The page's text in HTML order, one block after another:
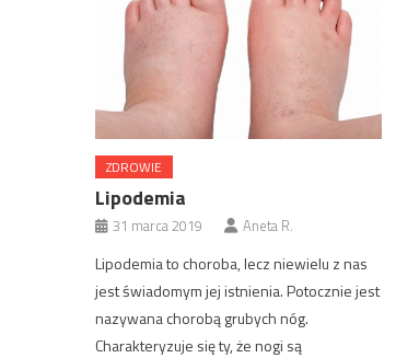
ZDROWIE
Lipodemia
31 marca 2019 Aneta R.
Lipodemia to choroba, lecz niewielu z nas
jest świadomym jej istnienia. Potocznie jest
nazywana chorobą grubych nóg.
Charakteryzuje się ty, że nogi są